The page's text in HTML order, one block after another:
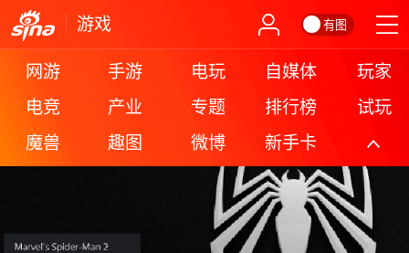
游戏 有图
网游 手游 电玩 自媒体
玩家
电竞
产业 专题 排行榜
试玩
魔兽
趣图 微博 新手卡 更多